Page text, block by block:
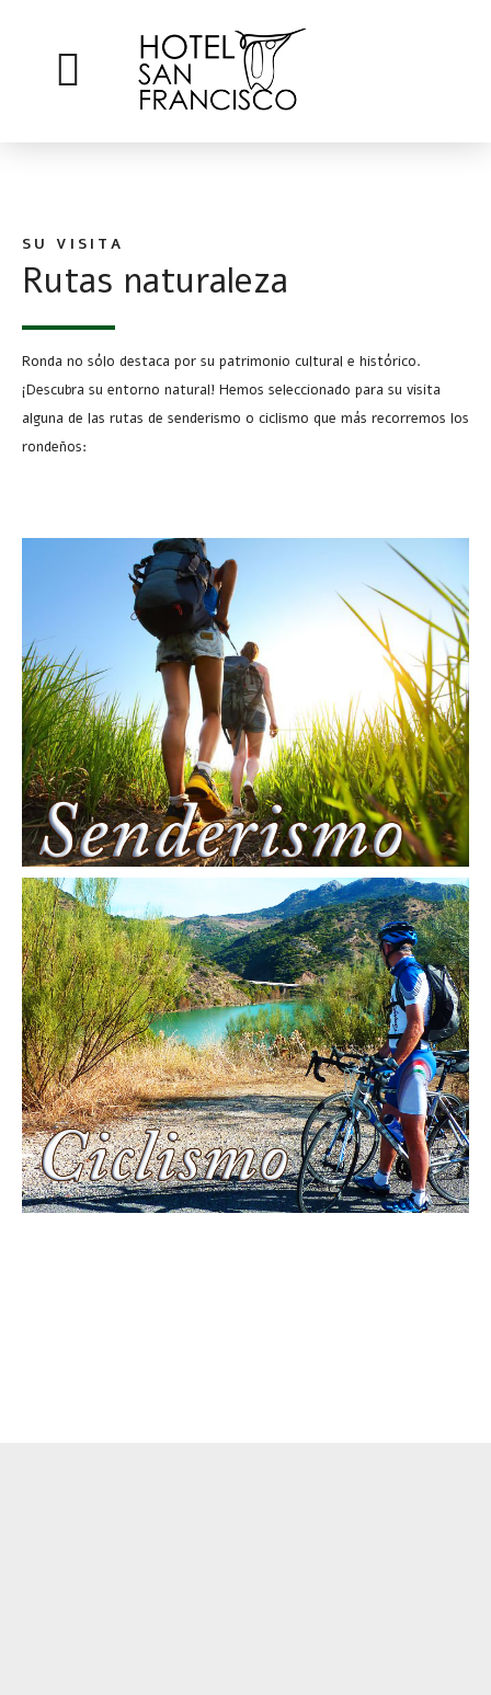
SU VISITA
Rutas naturaleza
Ronda no sólo destaca por su patrimonio cultural e histórico.
¡Descubra su entorno natural! Hemos seleccionado para su visita
alguna de las rutas de senderismo o ciclismo que más recorremos los
rondeños: